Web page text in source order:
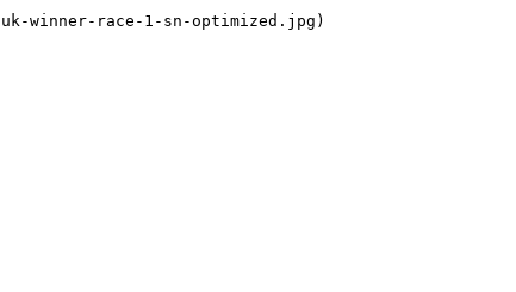
winner-race-1-sn-optimized.jpg)